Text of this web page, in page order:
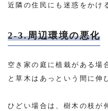
近隣の住民にも迷惑をかけ
2-3.周辺環境の悪化
空き家の庭に植栽がある場
と草木はあっという間に伸
ひどい場合は、樹木の枝が